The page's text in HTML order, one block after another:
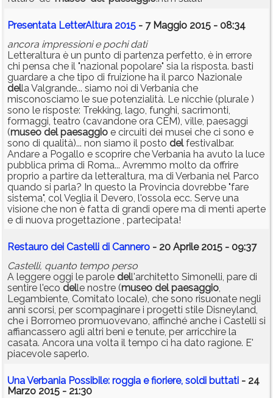
Presentata LetterAltura 2015 - 7 Maggio 2015 - 08:34
ancora impressioni e pochi dati
Letteraltura è un punto di partenza perfetto, è in errore
chi pensa che il "nazional popolare" sia la risposta. basti
guardare a che tipo di fruizione ha il parco Nazionale
della Valgrande... siamo noi di Verbania che
misconosciamo le sue potenzialità. Le nicchie (plurale )
sono le risposte: Trekking, lago, funghi, sacrimonti,
formaggi, teatro (cavandone ora CEM), ville, paesaggi
(museo del paesaggio e circuiti dei musei che ci sono e
sono di qualità)... non siamo il posto delfestivalbar.
Andare a Pogallo e scoprire che Verbania ha avuto la luce
pubblica prima di Roma... Avremmo molto da offrire
proprio a partire da letteraltura, ma di Verbania nel Parco
quando si parla? In questo la Provincia dovrebbe "fare
sistema", col Veglia il Devero, l'ossola ecc. Serve una
visione che non è fatta di grandi opere ma di menti aperte
e di nuova progettazione , partecipata!
Restauro dei Castelli di Cannero - 20 Aprile 2015 - 09:37
Castelli, quanto tempo perso
A leggere oggi le parole dell'architetto Simonelli, pare di
sentire l'eco delle nostre (museo del paesaggio,
Legambiente, Comitato locale), che sono risuonate negli
anni scorsi, per scompaginare i progetti stile Disneyland,
che i Borromeo promuovevano, affinché anche i Castelli si
affiancassero agli altri beni e tenute, per arricchire la
casata. Ancora una volta il tempo ci ha dato ragione. E'
piacevole saperlo.
Una Verbania Possibile: roggia e fioriere, soldi buttati - 24
Marzo 2015 - 21:30